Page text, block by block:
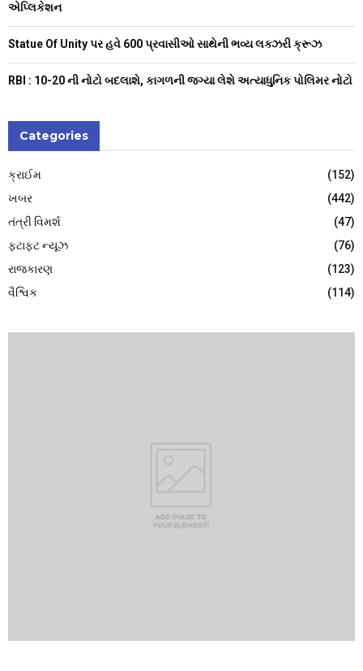
એપ્લિકેશન
Statue Of Unity પર હવે 600 પ્રવાસીઓ સાથેની ભવ્ય લક્ઝરી ક્રૂઝ
RBI : ₹10-20 ની નોટો બદલાશે, કાગળની જગ્યા લેશે અત્યાધુનિક પોલિમર નોટો
Categories
ક્રાઈમ
(152)
ખબર
(442)
તંત્રી વિમર્શ
(47)
ફટાફટ ન્યૂઝ
(76)
રાજકારણ
(123)
વૈશ્વિક
(114)